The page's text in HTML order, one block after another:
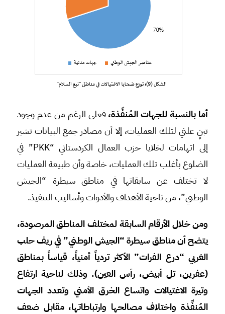
أما بالنسبة للجهات المُنفِّذة،فعلى الرغم من عدم وجود
تبنٍ علني لتلك العمليات، إلا أن مصادر جمع البيانات تشير
إلى اتهامات لخلايا حزب العمال الكردستاني “PKK” في
الضلوع بأغلب تلك العمليات، خاصة وأن طبيعة العمليات
لا تختلف عن سابقاتها في مناطق سيطرة “الجيش
الوطني”، من ناحية الأهداف والأدوات وأساليب التنفيذ.
ومن خلال الأرقام السابقة لمختلف المناطق المرصودة،
يتضح أن مناطق سيطرة “الجيش الوطني” في ريف حلب
الغربي “درع الفرات” الأكثر تردياً أمنياً، قياساً بمناطق
(عفرين، تل أبيض، رأس العين). وذلك لناحية ارتفاع
وتيرة الاغتيالات واتساع الخرق الأمني وتعدد الجهات
المُنفِّذة واختلاف مصالحها وارتباطاتها، مقابل ضعف